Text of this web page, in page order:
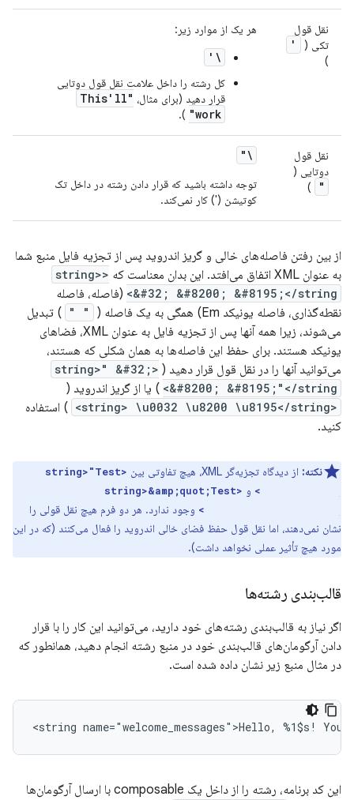
نقل قول
تکی (
'
)
هر یک از موارد زیر:
\'
کل رشته را داخل علامت نقل قول دوتایی
قرار دهید (برای مثال،
"This'll
work"
).
نقل قول
دوتایی (
"
)
\"
توجه داشته باشید که قرار دادن رشته در داخل تک
کوتیشن (') کار نمی‌کند.
از بین رفتن فاصله‌های خالی و گریز اندروید پس از تجزیه فایل منبع شما
به عنوان XML اتفاق می‌افتد. این بدان معناست که
<string>
&#32; &#8200; &#8195;</string>
(فاصله، فاصله
نقطه‌گذاری، فاصله یونیکد Em) همگی به یک فاصله (
" "
) تبدیل
می‌شوند، زیرا همه آنها پس از تجزیه فایل به عنوان XML، فضاهای
یونیکد هستند. برای حفظ این فاصله‌ها به همان شکلی که هستند،
می‌توانید آنها را در نقل قول قرار دهید (
<string>" &#32;
&#8200; &#8195;"</string>
) یا از گریز اندروید (
<string> \u0032 \u8200 \u8195</string>
) استفاده
کنید.
نکته: از دیدگاه تجزیه‌گر XML، هیچ تفاوتی بین
<string>"Test
و
<string>&amp;quot;Test
وجود ندارد. هر دو فرم هیچ نقل قولی را
نشان نمی‌دهند، اما نقل قول حفظ فضای خالی اندروید را فعال می‌کنند (که در این
مورد هیچ تأثیر عملی نخواهد داشت).
قالب‌بندی رشته‌ها
اگر نیاز به قالب‌بندی رشته‌های خود دارید، می‌توانید این کار را با قرار
دادن آرگومان‌های قالب‌بندی خود در منبع رشته انجام دهید، همانطور که
در مثال منبع زیر نشان داده شده است.
<string name="welcome_messages">Hello, %1$s! You
این کد برنامه، رشته را از داخل یک composable با ارسال آرگومان‌ها